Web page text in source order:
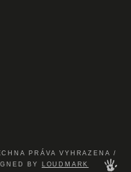
PRÁVA VYHRAZENA /
BY
LOUDMARK